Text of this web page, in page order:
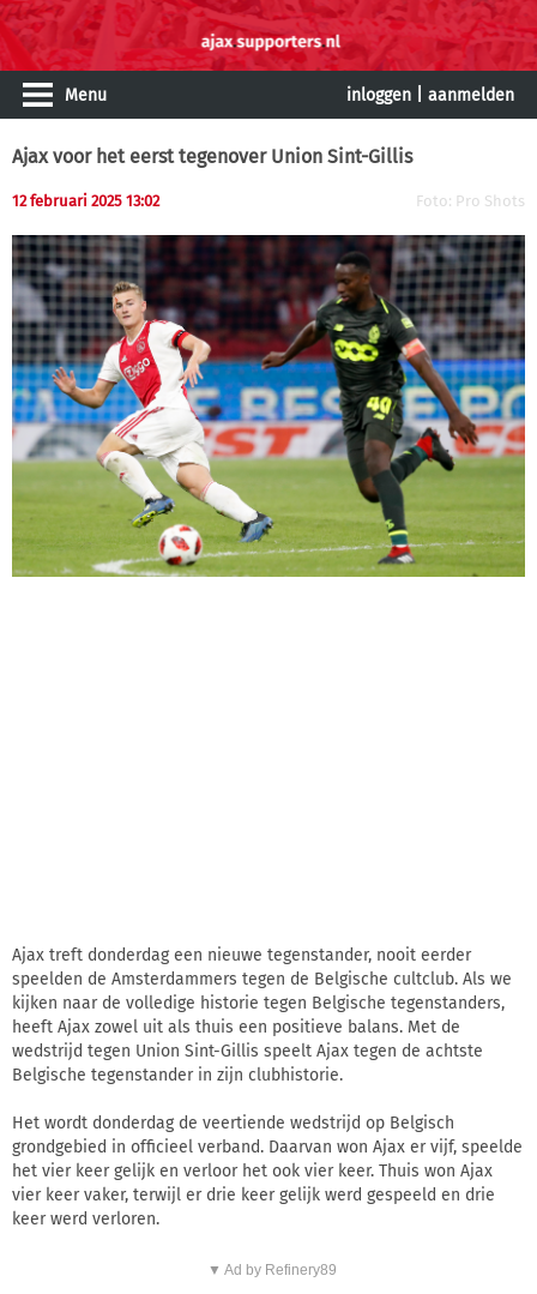
Menu inloggen aanmelden
Ajax voor het eerst tegenover Union Sint-Gillis
12 februari 2025 13:02 Foto: Pro Shots
Ajax treft donderdag een nieuwe tegenstander, nooit eerder
speelden de Amsterdammers tegen de Belgische cultclub. Als we
kijken naar de volledige historie tegen Belgische tegenstanders,
heeft Ajax zowel uit als thuis een positieve balans. Met de
wedstrijd tegen Union Sint-Gillis speelt Ajax tegen de achtste
Belgische tegenstander in zijn clubhistorie.
Het wordt donderdag de veertiende wedstrijd op Belgisch
grondgebied in officieel verband. Daarvan won Ajax er vijf, speelde
het vier keer gelijk en verloor het ook vier keer. Thuis won Ajax
vier keer vaker, terwijl er drie keer gelijk werd gespeeld en drie
keer werd verloren.
▼ Ad by Refinery89